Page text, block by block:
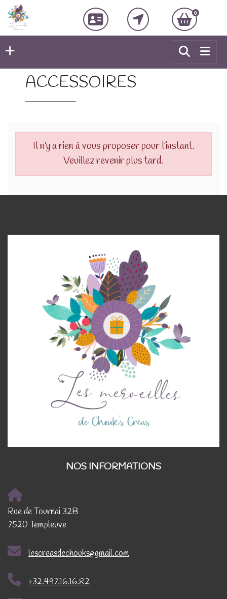
0
ACCESSOIRES
Il n'y a rien à vous proposer pour l'instant.
Veuillez revenir plus tard.
NOS INFORMATIONS
Rue de Tournai 32B
7520 Templeuve
lescreasdechouks@gmail.com
+32.497.16.16.82